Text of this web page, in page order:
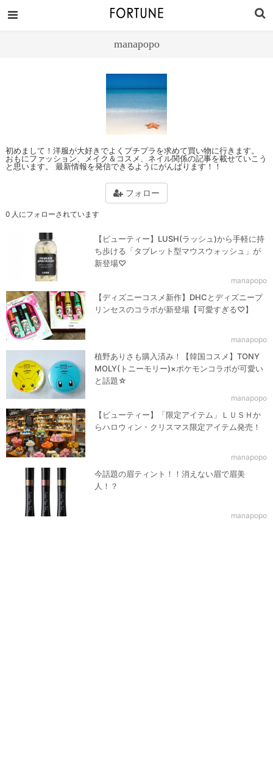
manapopo
初めまして！洋服が大好きでよくプチプラを求めて買い物に行きます。
おもにファッション、メイク＆コスメ、ネイル関係の記事を載せていこう
と思います。 最新情報を発信できるようにがんばります！！
フォロー
0 人にフォローされています
【ビューティー】LUSH(ラッシュ)から手軽に持
ち歩ける「タブレット型マウスウォッシュ」が
新登場♡
manapopo
【ディズニーコスメ新作】DHCとディズニープ
リンセスのコラボが新登場【可愛すぎる♡】
manapopo
植野ありさも購入済み！【韓国コスメ】TONY
MOLY(トニーモリー)×ポケモンコラボが可愛い
と話題☆
manapopo
【ビューティー】「限定アイテム」ＬＵＳＨか
らハロウィン・クリスマス限定アイテム発売！
manapopo
今話題の眉ティント！！消えない眉で眉美
人！？
manapopo